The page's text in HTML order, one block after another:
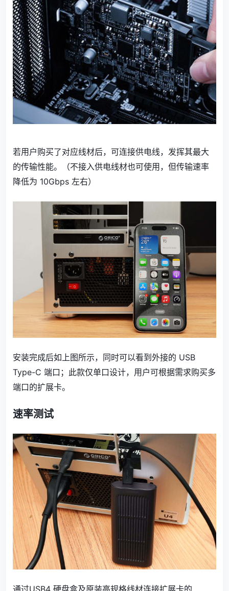
若用户购买了对应线材后，可连接供电线，发挥其最大
的传输性能。（不接入供电线材也可使用，但传输速率
降低为 10Gbps 左右）
安装完成后如上图所示，同时可以看到外接的 USB
Type-C 端口；此款仅单口设计，用户可根据需求购买多
端口的扩展卡。
速率测试
通过USB4 硬盘盒及原装高规格线材连接扩展卡的